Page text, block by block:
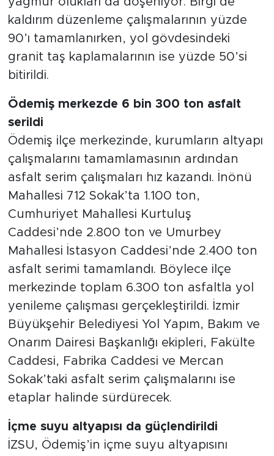
kaldırım düzenleme çalışmalarının yüzde
90’ı tamamlanırken, yol gövdesindeki
granit taş kaplamalarının ise yüzde 50’si
bitirildi.
Ödemiş merkezde 6 bin 300 ton asfalt
serildi
Ödemiş ilçe merkezinde, kurumların altyapı
çalışmalarını tamamlamasının ardından
asfalt serim çalışmaları hız kazandı. İnönü
Mahallesi 712 Sokak’ta 1.100 ton,
Cumhuriyet Mahallesi Kurtuluş
Caddesi’nde 2.800 ton ve Umurbey
Mahallesi İstasyon Caddesi’nde 2.400 ton
asfalt serimi tamamlandı. Böylece ilçe
merkezinde toplam 6.300 ton asfaltla yol
yenileme çalışması gerçekleştirildi. İzmir
Büyükşehir Belediyesi Yol Yapım, Bakım ve
Onarım Dairesi Başkanlığı ekipleri, Fakülte
Caddesi, Fabrika Caddesi ve Mercan
Sokak’taki asfalt serim çalışmalarını ise
etaplar halinde sürdürecek.
İçme suyu altyapısı da güçlendirildi
İZSU, Ödemiş’in içme suyu altyapısını